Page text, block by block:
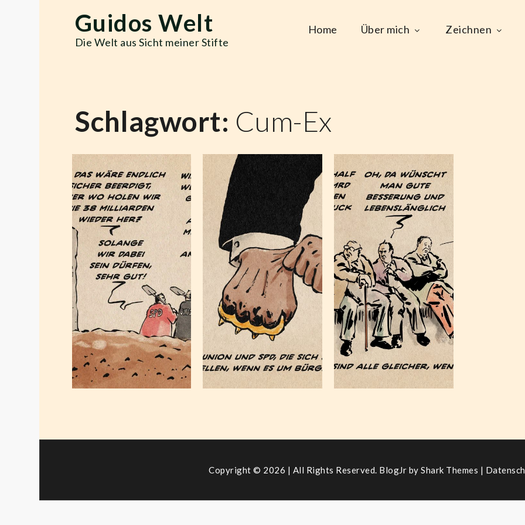
Guidos Welt
Die Welt aus Sicht meiner Stifte
Home Über mich Zeichnen
Schlagwort: Cum-Ex
Die
Gegenfinanzierer
Januar 4, 2026
Die
ehrenwerte
Gesellschaft
Juni 5, 2025
Die
Gleichheit
der
Reichen
Juni 25, 2024
Copyright © 2026 | All Rights Reserved. BlogJr byShark Themes |